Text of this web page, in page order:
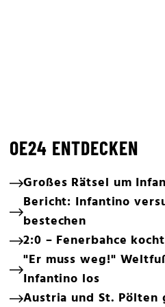
OE24 ENTDECKEN
Großes Rätsel um
Bericht: Infantino
bestechen
2:0 – Fenerbahce
"Er muss weg!"
Infantino los
Austria und St. Pölten